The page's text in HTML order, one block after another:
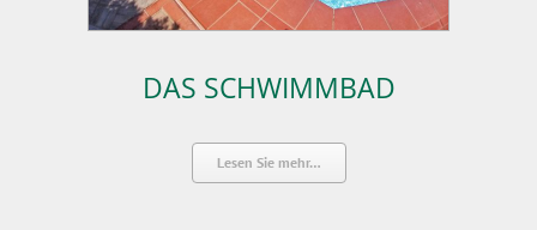
DAS SCHWIMMBAD
Lesen Sie mehr…